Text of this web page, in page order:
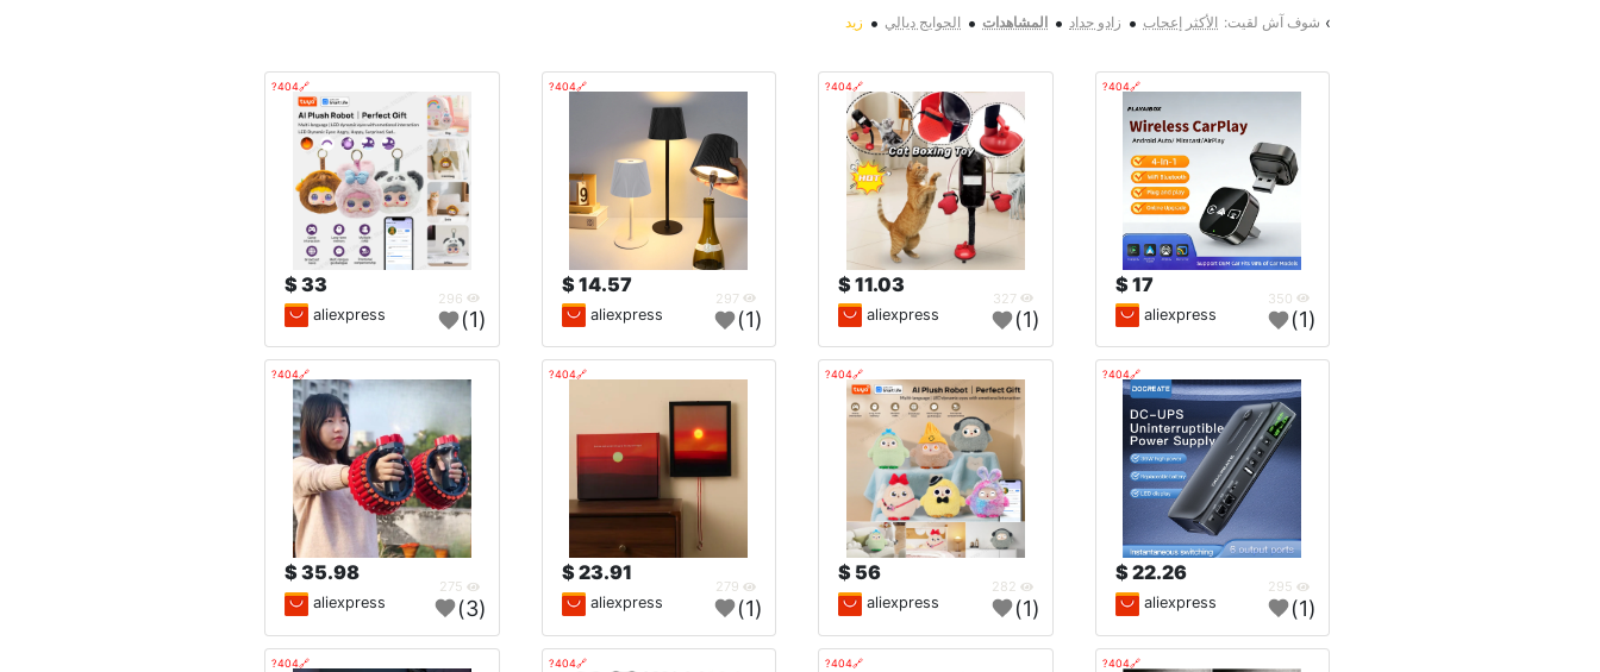
› شوف آش لقيت: الأكثر إعجاب • زادو جداد • المشاهدات • الحوايج ديالي • زيد
🔗404?
17 $
aliexpress (1)
🔗404?
11.03 $
aliexpress (1)
🔗404?
14.57 $
aliexpress (1)
🔗404?
33 $
aliexpress (1)
🔗404?
22.26 $
aliexpress (1)
🔗404?
56 $
aliexpress (1)
🔗404?
23.91 $
aliexpress (1)
🔗404?
35.98 $
aliexpress (3)
🔗404?
🔗404?
🔗404?
🔗404?